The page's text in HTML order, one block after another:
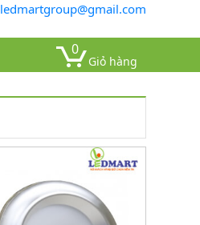
0
Giỏ hàng